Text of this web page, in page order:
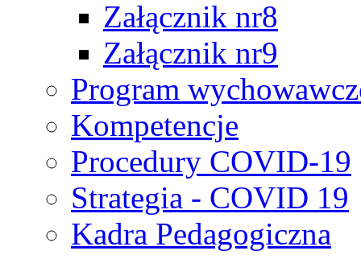
Załącznik nr8
Załącznik nr9
Program
Kompetencje
Procedury COVID-19
Strategia - COVID 19
Kadra Pedagogiczna